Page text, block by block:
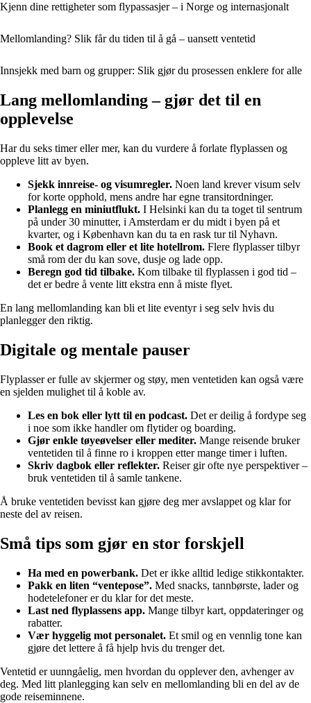
Kjenn dine rettigheter som flypassasjer – i Norge og internasjonalt
Mellomlanding? Slik får du tiden til å gå – uansett ventetid
Innsjekk med barn og grupper: Slik gjør du prosessen enklere for alle
Lang mellomlanding – gjør det til en
opplevelse
Har du seks timer eller mer, kan du vurdere å forlate flyplassen og
oppleve litt av byen.
Sjekk innreise- og visumregler. Noen land krever visum selv
for korte opphold, mens andre har egne transitordninger.
Planlegg en miniutflukt. I Helsinki kan du ta toget til sentrum
på under 30 minutter, i Amsterdam er du midt i byen på et
kvarter, og i København kan du ta en rask tur til Nyhavn.
Book et dagrom eller et lite hotellrom. Flere flyplasser tilbyr
små rom der du kan sove, dusje og lade opp.
Beregn god tid tilbake. Kom tilbake til flyplassen i god tid –
det er bedre å vente litt ekstra enn å miste flyet.
En lang mellomlanding kan bli et lite eventyr i seg selv hvis du
planlegger den riktig.
Digitale og mentale pauser
Flyplasser er fulle av skjermer og støy, men ventetiden kan også være
en sjelden mulighet til å koble av.
Les en bok eller lytt til en podcast. Det er deilig å fordype seg
i noe som ikke handler om flytider og boarding.
Gjør enkle tøyeøvelser eller mediter. Mange reisende bruker
ventetiden til å finne ro i kroppen etter mange timer i luften.
Skriv dagbok eller reflekter. Reiser gir ofte nye perspektiver –
bruk ventetiden til å samle tankene.
Å bruke ventetiden bevisst kan gjøre deg mer avslappet og klar for
neste del av reisen.
Små tips som gjør en stor forskjell
Ha med en powerbank. Det er ikke alltid ledige stikkontakter.
Pakk en liten “ventepose”. Med snacks, tannbørste, lader og
hodetelefoner er du klar for det meste.
Last ned flyplassens app. Mange tilbyr kart, oppdateringer og
rabatter.
Vær hyggelig mot personalet. Et smil og en vennlig tone kan
gjøre det lettere å få hjelp hvis du trenger det.
Ventetid er uunngåelig, men hvordan du opplever den, avhenger av
deg. Med litt planlegging kan selv en mellomlanding bli en del av de
gode reiseminnene.